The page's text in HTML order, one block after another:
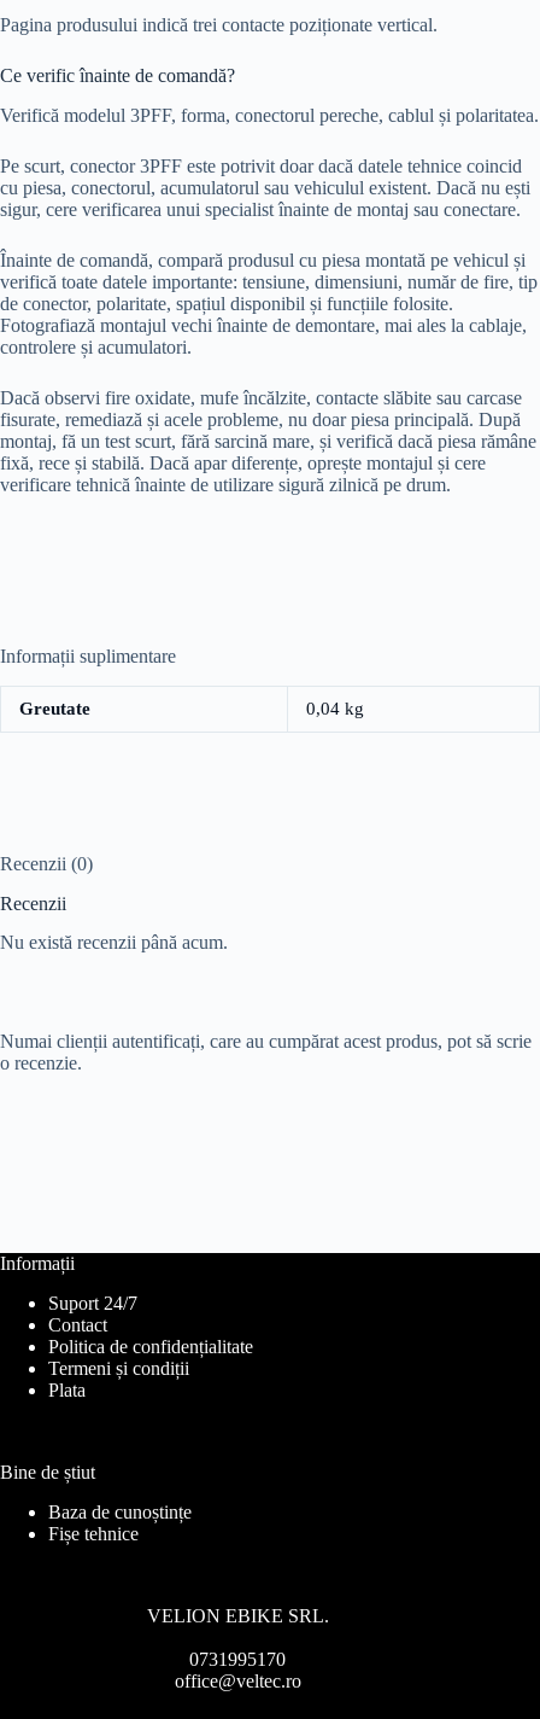
Pagina produsului indică trei contacte poziționate vertical.
Ce verific înainte de comandă?
Verifică modelul 3PFF, forma, conectorul pereche, cablul și polaritatea.
Pe scurt, conector 3PFF este potrivit doar dacă datele tehnice coincid
cu piesa, conectorul, acumulatorul sau vehiculul existent. Dacă nu ești
sigur, cere verificarea unui specialist înainte de montaj sau conectare.
Înainte de comandă, compară produsul cu piesa montată pe vehicul și
verifică toate datele importante: tensiune, dimensiuni, număr de fire, tip
de conector, polaritate, spațiul disponibil și funcțiile folosite.
Fotografiază montajul vechi înainte de demontare, mai ales la cablaje,
controlere și acumulatori.
Dacă observi fire oxidate, mufe încălzite, contacte slăbite sau carcase
fisurate, remediază și acele probleme, nu doar piesa principală. După
montaj, fă un test scurt, fără sarcină mare, și verifică dacă piesa rămâne
fixă, rece și stabilă. Dacă apar diferențe, oprește montajul și cere
verificare tehnică înainte de utilizare sigură zilnică pe drum.
Informații suplimentare
Greutate 0,04 kg
Recenzii (0)
Recenzii
Nu există recenzii până acum.
Numai clienții autentificați, care au cumpărat acest produs, pot să scrie
o recenzie.
Informații
Suport 24/7
Contact
Politica de confidențialitate
Termeni și condiții
Plata
Bine de știut
Baza de cunoștințe
Fișe tehnice
VELION EBIKE SRL.
0731995170
office@veltec.ro